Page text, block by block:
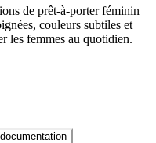
de prêt-à-porter féminin
couleurs subtiles et
les femmes au quotidien.